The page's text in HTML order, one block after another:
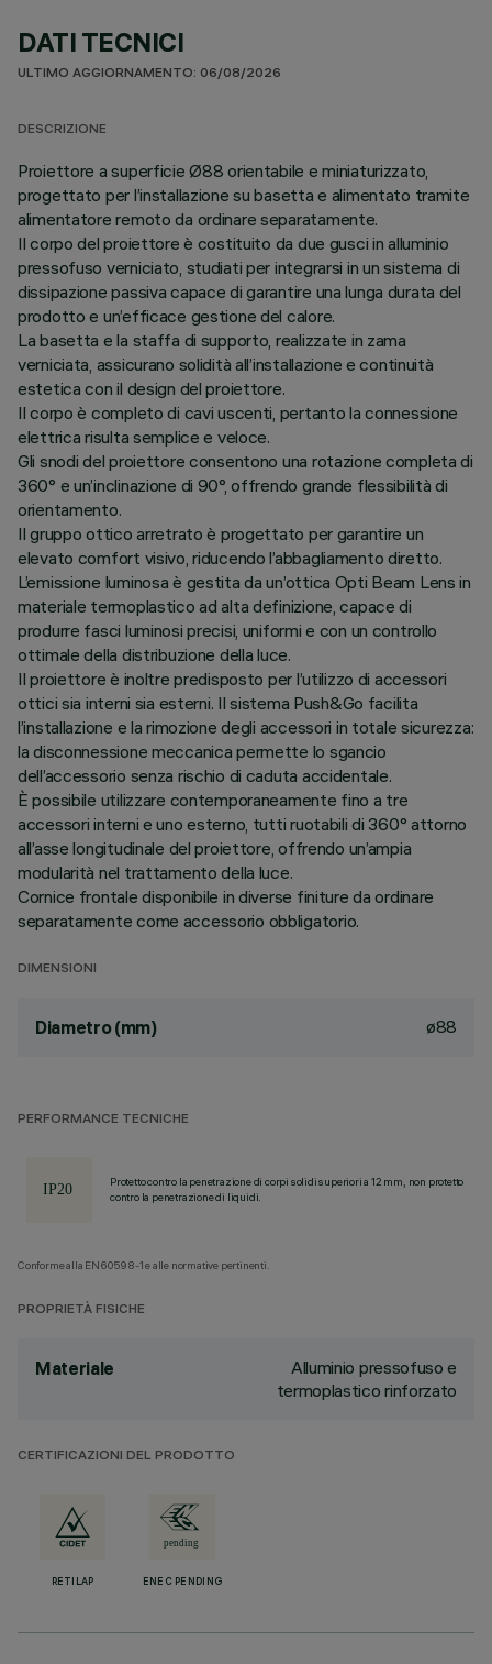
DATI TECNICI
ULTIMO AGGIORNAMENTO: 06/08/2026
DESCRIZIONE
Proiettore a superficie Ø88 orientabile e miniaturizzato,
progettato per l’installazione su basetta e alimentato tramite
alimentatore remoto da ordinare separatamente.
Il corpo del proiettore è costituito da due gusci in alluminio
pressofuso verniciato, studiati per integrarsi in un sistema di
dissipazione passiva capace di garantire una lunga durata del
prodotto e un’efficace gestione del calore.
La basetta e la staffa di supporto, realizzate in zama
verniciata, assicurano solidità all’installazione e continuità
estetica con il design del proiettore.
Il corpo è completo di cavi uscenti, pertanto la connessione
elettrica risulta semplice e veloce.
Gli snodi del proiettore consentono una rotazione completa di
360° e un’inclinazione di 90°, offrendo grande flessibilità di
orientamento.
Il gruppo ottico arretrato è progettato per garantire un
elevato comfort visivo, riducendo l’abbagliamento diretto.
L’emissione luminosa è gestita da un’ottica Opti Beam Lens in
materiale termoplastico ad alta definizione, capace di
produrre fasci luminosi precisi, uniformi e con un controllo
ottimale della distribuzione della luce.
Il proiettore è inoltre predisposto per l’utilizzo di accessori
ottici sia interni sia esterni. Il sistema Push&Go facilita
l’installazione e la rimozione degli accessori in totale sicurezza:
la disconnessione meccanica permette lo sgancio
dell’accessorio senza rischio di caduta accidentale.
È possibile utilizzare contemporaneamente fino a tre
accessori interni e uno esterno, tutti ruotabili di 360° attorno
all’asse longitudinale del proiettore, offrendo un’ampia
modularità nel trattamento della luce.
Cornice frontale disponibile in diverse finiture da ordinare
separatamente come accessorio obbligatorio.
DIMENSIONI
Diametro (mm) ø88
PERFORMANCE TECNICHE
Protetto contro la penetrazione di corpi solidi superiori a 12 mm, non protetto
contro la penetrazione di liquidi.
Conforme alla EN60598-1 e alle normative pertinenti.
PROPRIETÀ FISICHE
Materiale
Alluminio pressofuso e
termoplastico rinforzato
CERTIFICAZIONI DEL PRODOTTO
RETILAP ENEC PENDING